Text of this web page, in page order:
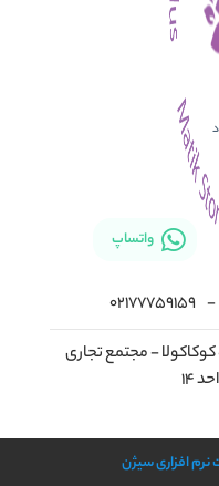
واتساپ
-
02177759159
کوکاکولا - مجتمع تجاری
14
افزاری سیژن